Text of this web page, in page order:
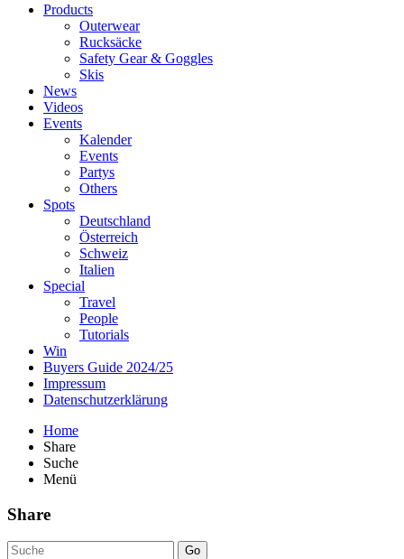
Products
Outerwear
Rucksäcke
Safety Gear & Goggles
Skis
News
Videos
Events
Kalender
Events
Partys
Others
Spots
Deutschland
Österreich
Schweiz
Italien
Special
Travel
People
Tutorials
Win
Buyers Guide 2024/25
Impressum
Datenschutzerklärung
Home
Share
Suche
Menü
Share
Go